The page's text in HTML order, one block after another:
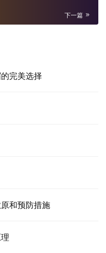
下一篇
完美选择
和预防措施